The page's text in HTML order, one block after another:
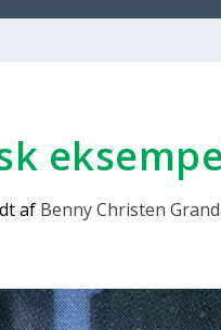
af Benny Christen